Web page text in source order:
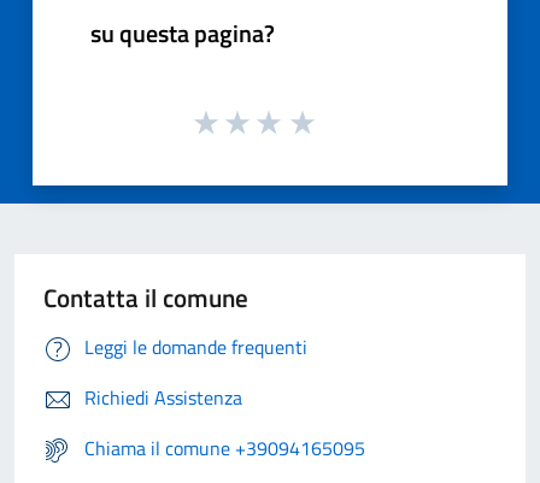
su questa pagina?
Contatta il comune
Leggi le domande frequenti
Richiedi Assistenza
Chiama il comune +39094165095